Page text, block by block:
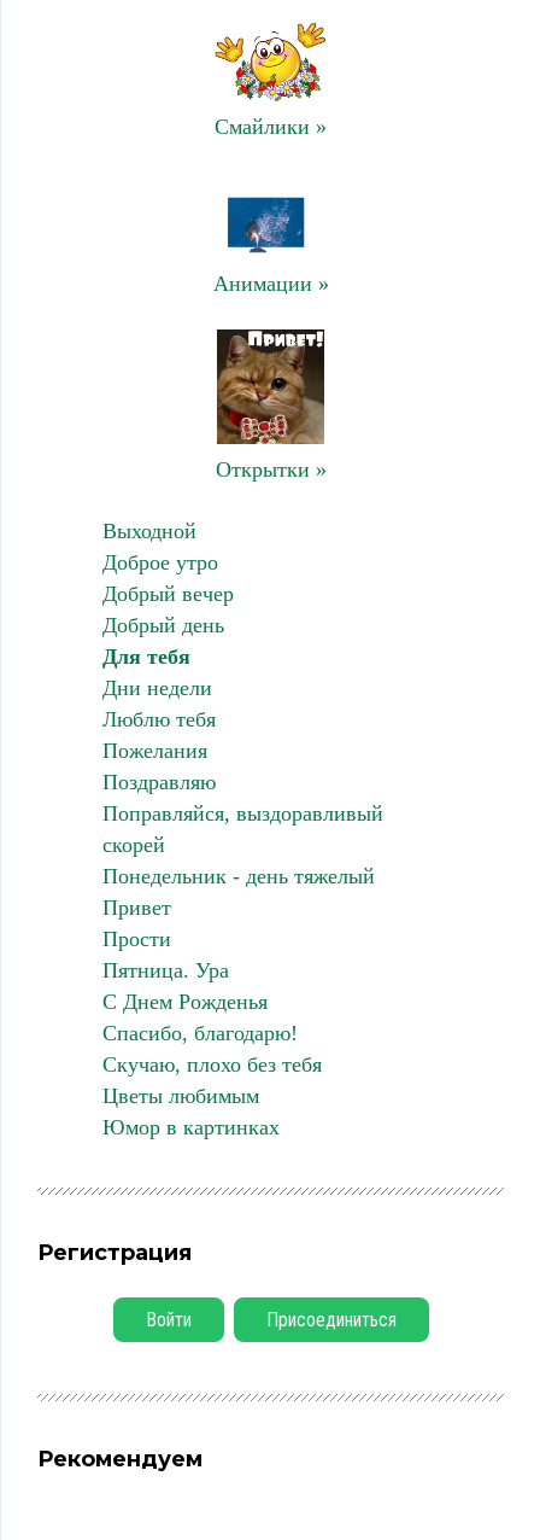
Смайлики »
Анимации »
Открытки »
Выходной
Доброе утро
Добрый вечер
Добрый день
Для тебя
Дни недели
Люблю тебя
Пожелания
Поздравляю
Поправляйся, выздоравливый
скорей
Понедельник - день тяжелый
Привет
Прости
Пятница. Ура
С Днем Рожденья
Спасибо, благодарю!
Скучаю, плохо без тебя
Цветы любимым
Юмор в картинках
Регистрация
Войти Присоединиться
Рекомендуем